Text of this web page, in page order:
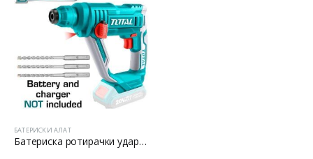
БАТЕРИСКИ АЛАТ
Батериска ротирачки ударен чекан